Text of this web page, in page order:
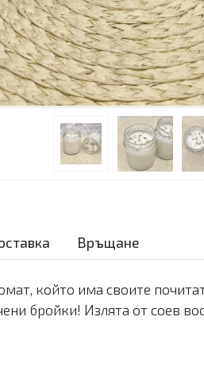
Връщане
който има своите
бройки! Излята от соев